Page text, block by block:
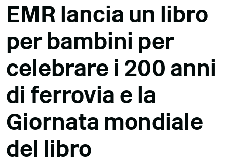
EMR lancia un libro
per bambini per
celebrare i 200 anni
di ferrovia e la
Giornata mondiale
del libro